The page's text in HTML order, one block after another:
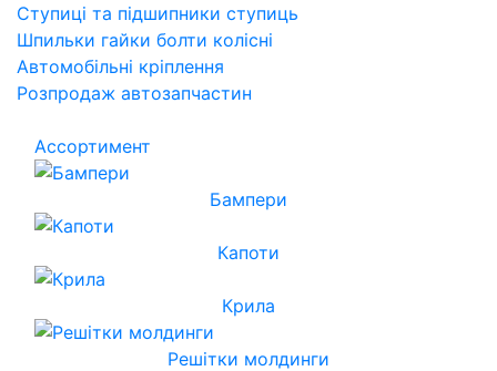
Ступиці та підшипники ступиць
Шпильки гайки болти колісні
Автомобільні кріплення
Розпродаж автозапчастин
Ассортимент
Бампери
Капоти
Крила
Решітки молдинги